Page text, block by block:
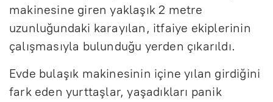
makinesine giren yaklaşık 2 metre
uzunluğundaki karayılan, itfaiye ekiplerinin
çalışmasıyla bulunduğu yerden çıkarıldı.
Evde bulaşık makinesinin içine yılan girdiğini
fark eden yurttaşlar, yaşadıkları panik